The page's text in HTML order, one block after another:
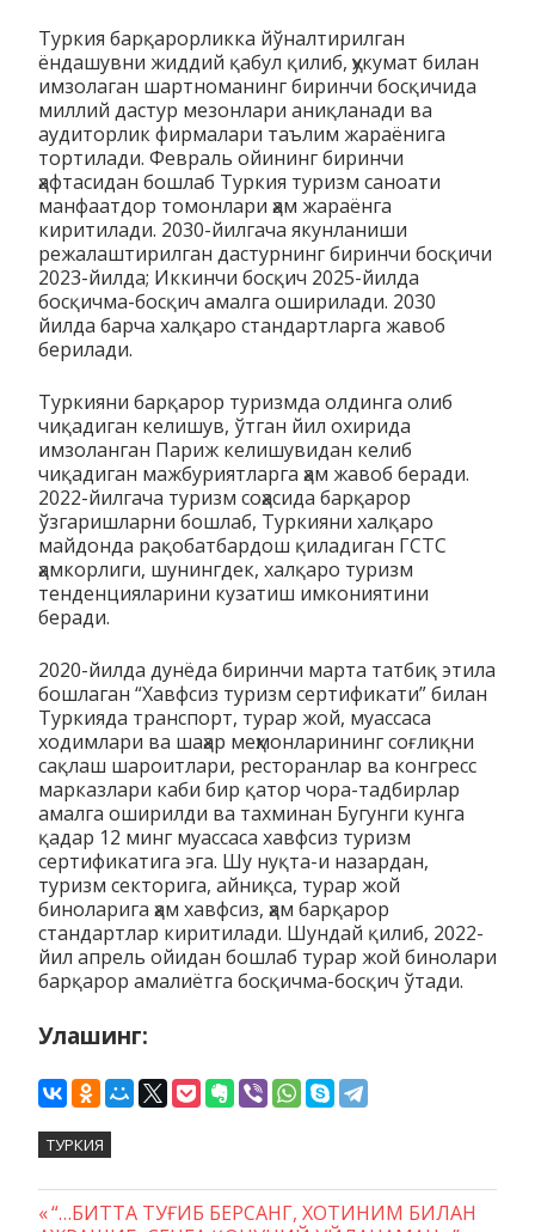
Туркия барқарорликка йўналтирилган
ёндашувни жиддий қабул қилиб, ҳукумат билан
имзолаган шартноманинг биринчи босқичида
миллий дастур мезонлари аниқланади ва
аудиторлик фирмалари таълим жараёнига
тортилади. Февраль ойининг биринчи
ҳафтасидан бошлаб Туркия туризм саноати
манфаатдор томонлари ҳам жараёнга
киритилади. 2030-йилгача якунланиши
режалаштирилган дастурнинг биринчи босқичи
2023-йилда; Иккинчи босқич 2025-йилда
босқичма-босқич амалга оширилади. 2030
йилда барча халқаро стандартларга жавоб
берилади.
Туркияни барқарор туризмда олдинга олиб
чиқадиган келишув, ўтган йил охирида
имзоланган Париж келишувидан келиб
чиқадиган мажбуриятларга ҳам жавоб беради.
2022-йилгача туризм соҳасида барқарор
ўзгаришларни бошлаб, Туркияни халқаро
майдонда рақобатбардош қиладиган ГСТС
ҳамкорлиги, шунингдек, халқаро туризм
тенденцияларини кузатиш имкониятини
беради.
2020-йилда дунёда биринчи марта татбиқ этила
бошлаган “Хавфсиз туризм сертификати” билан
Туркияда транспорт, турар жой, муассаса
ходимлари ва шаҳар меҳмонларининг соғлиқни
сақлаш шароитлари, ресторанлар ва конгресс
марказлари каби бир қатор чора-тадбирлар
амалга оширилди ва тахминан Бугунги кунга
қадар 12 минг муассаса хавфсиз туризм
сертификатига эга. Шу нуқта-и назардан,
туризм секторига, айниқса, турар жой
биноларига ҳам хавфсиз, ҳам барқарор
стандартлар киритилади. Шундай қилиб, 2022-
йил апрель ойидан бошлаб турар жой бинолари
барқарор амалиётга босқичма-босқич ўтади.
Улашинг:
ТУРКИЯ
Предыдущая
“…БИТТА ТУҒИБ БЕРСАНГ, ХОТИНИМ БИЛАН